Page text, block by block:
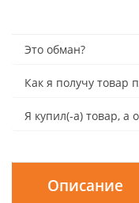
Это обман?
Как я получу товар
Я купил(-а) товар, а
Описание